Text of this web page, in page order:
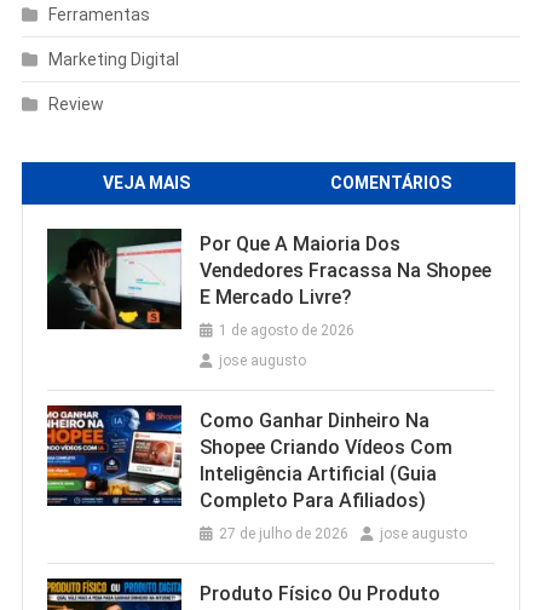
Ferramentas
Marketing Digital
Review
VEJA MAIS COMENTÁRIOS
Por Que A Maioria Dos
Vendedores Fracassa Na Shopee
E Mercado Livre?
1 de agosto de 2026
jose augusto
Como Ganhar Dinheiro Na
Shopee Criando Vídeos Com
Inteligência Artificial (Guia
Completo Para Afiliados)
27 de julho de 2026 jose augusto
Produto Físico Ou Produto